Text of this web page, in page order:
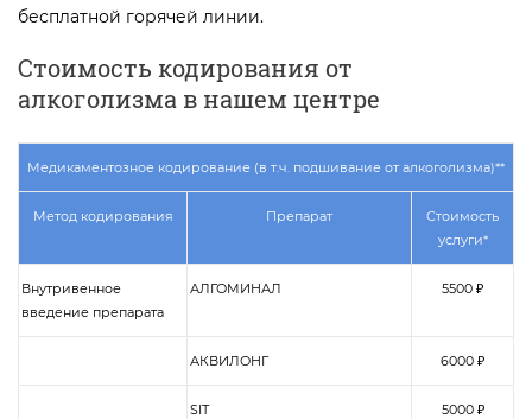
бесплатной горячей линии.
Стоимость кодирования от
алкоголизма в нашем центре
Медикаментозное кодирование (в т.ч. подшивание от алкоголизма)**
Метод кодирования Препарат
Стоимость
услуги*
Внутривенное
введение препарата
АЛГОМИНАЛ 5500 ₽
АКВИЛОНГ 6000 ₽
SIT 5000 ₽